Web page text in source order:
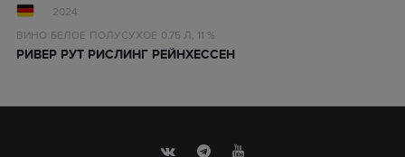
2024
ВИНО БЕЛОЕ ПОЛУСУХОЕ 0.75 Л, 11 %
РИВЕР РУТ РИСЛИНГ РЕЙНХЕССЕН